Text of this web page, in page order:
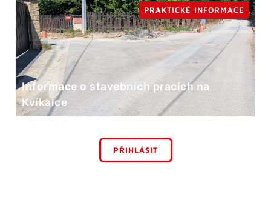
Informace o stavebních pracích na
Kvíkalce
PRAKTICKÉ INFORMACE
PŘIHLÁSIT